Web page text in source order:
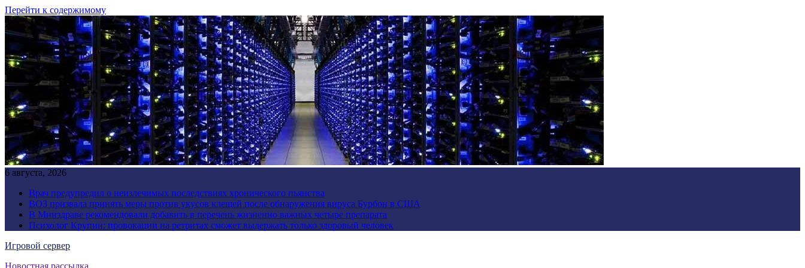
Перейти к содержимому
6 августа, 2026
Врач предупредил о неизлечимых последствиях хронического пьянства
ВОЗ призвала принять меры против укусов клещей после обнаружения вируса Бурбон в США
В Минздраве рекомендовали добавить в перечень жизненно важных четыре препарата
Психолог Крупин: провокации на ретритах сможет выдержать только здоровый человек
Игровой сервер
Новостная рассылка